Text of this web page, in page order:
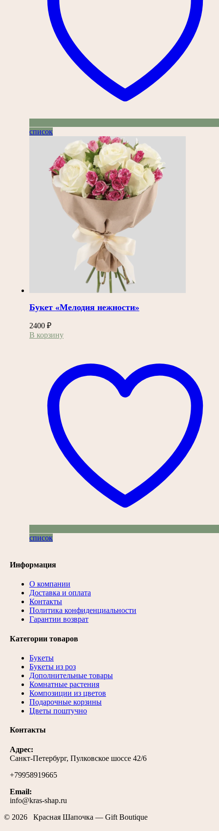
список
Букет «Мелодия нежности»
2400 ₽
В корзину
список
Информация
О компании
Доставка и оплата
Контакты
Политика конфиденциальности
Гарантии возврат
Категории товаров
Букеты
Букеты из роз
Дополнительные товары
Комнатные растения
Композиции из цветов
Подарочные корзины
Цветы поштучно
Контакты
Адрес:
Санкт-Петербург, Пулковское шоссе 42/6
+79958919665
Email:
info@kras-shap.ru
© 2026 Красная Шапочка — Gift Boutique